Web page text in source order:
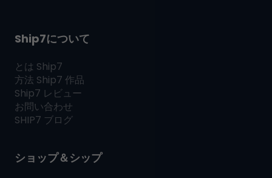
Ship7について
とは Ship7
方法 Ship7 作品
Ship7 レビュー
お問い合わせ
SHIP7 ブログ
ショップ＆シップ